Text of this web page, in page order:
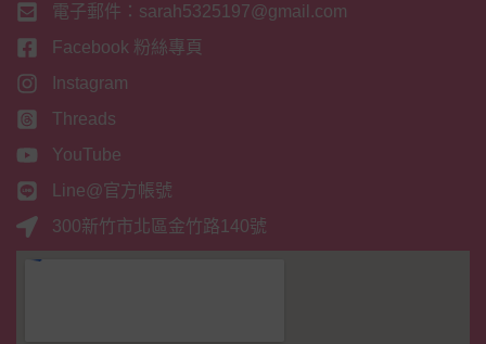
電子郵件：sarah5325197@gmail.com
Facebook 粉絲專頁
Instagram
Threads
YouTube
Line@官方帳號
300新竹市北區金竹路140號